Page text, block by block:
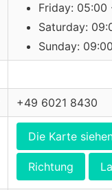
Friday: 05:00
Saturday:
Sunday:
+49 6021 8430
Die Karte
Richtung